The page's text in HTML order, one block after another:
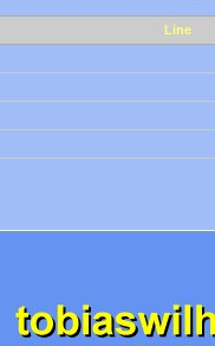
Line